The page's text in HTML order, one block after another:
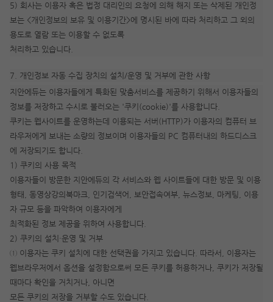
5) 회사는 이용자 혹은 법정 대리인의 요청에 의해 해지 또는 삭제된 개인정
보는 <개인정보의 보유 및 이용기간>에 명시된 바에 따라 처리하고 그 외의
용도로 열람 또는 이용할 수 없도록
처리하고 있습니다.
7. 개인정보 자동 수집 장치의 설치/운영 및 거부에 관한 사항
지안에듀는 이용자들에게 특화된 맞춤서비스를 제공하기 위해서 이용자들의
정보를 저장하고 수시로 불러오는 '쿠키(cookie)'를 사용합니다.
쿠키는 웹사이트를 운영하는데 이용되는 서버(HTTP)가 이용자의 컴퓨터 브
라우저에게 보내는 소량의 정보이며 이용자들의 PC 컴퓨터내의 하드디스크
에 저장되기도 합니다.
1) 쿠키의 사용 목적
이용자들이 방문한 지안에듀의 각 서비스와 웹 사이트들에 대한 방문 및 이용
형태, 동영상강의북마크, 인기검색어, 보안접속여부, 뉴스정보, 마케팅, 이용
자 규모 등을 파악하여 이용자에게
최적화된 정보 제공을 위하여 사용합니다.
2) 쿠키의 설치·운영 및 거부
① 이용자는 쿠키 설치에 대한 선택권을 가지고 있습니다. 따라서, 이용자는
웹브라우저에서 옵션을 설정함으로써 모든 쿠키를 허용하거나, 쿠키가 저장될
때마다 확인을 거치거나, 아니면
모든 쿠키의 저장을 거부할 수도 있습니다.